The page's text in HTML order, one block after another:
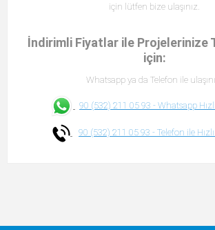
için lütfen bize ulaşınız.
İndirimli Fiyatlar ile Projelerinize
için:
Whatsapp ya da Telefon ile
90 (532) 211 05 93 - Whatsapp
90 (532) 211 05 93 - Telefon ile